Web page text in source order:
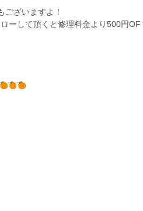
ございますよ！
ーして頂くと修理料金より500円OF